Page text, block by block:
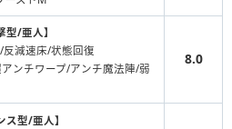
型/亜人】
反減速床/状態回復
ンチワープ/アンチ魔法陣/弱
8.0
ス型/亜人】